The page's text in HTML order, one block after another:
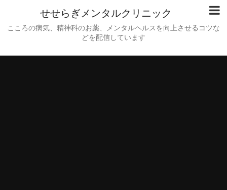
せせらぎメンタルクリニック
こころの病気、精神科のお薬、メンタルヘルスを向上させるコツな
どを配信しています